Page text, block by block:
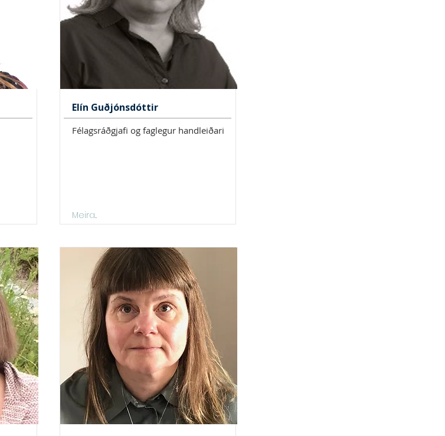
Elín Guðjónsdóttir
Félagsráðgjafi og faglegur handleiðari
Meira...